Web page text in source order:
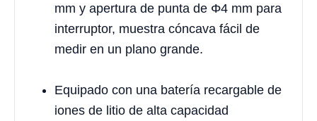
mm y apertura de punta de Φ4 mm para
interruptor, muestra cóncava fácil de
medir en un plano grande.
Equipado con una batería recargable de
iones de litio de alta capacidad